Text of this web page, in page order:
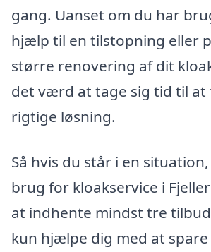
gang. Uanset om du har
hjælp til en tilstopning eller
større renovering af dit
det værd at tage sig tid til at
rigtige løsning.
Så hvis du står i en
brug for kloakservice i
at indhente mindst tre
kun hjælpe dig med at